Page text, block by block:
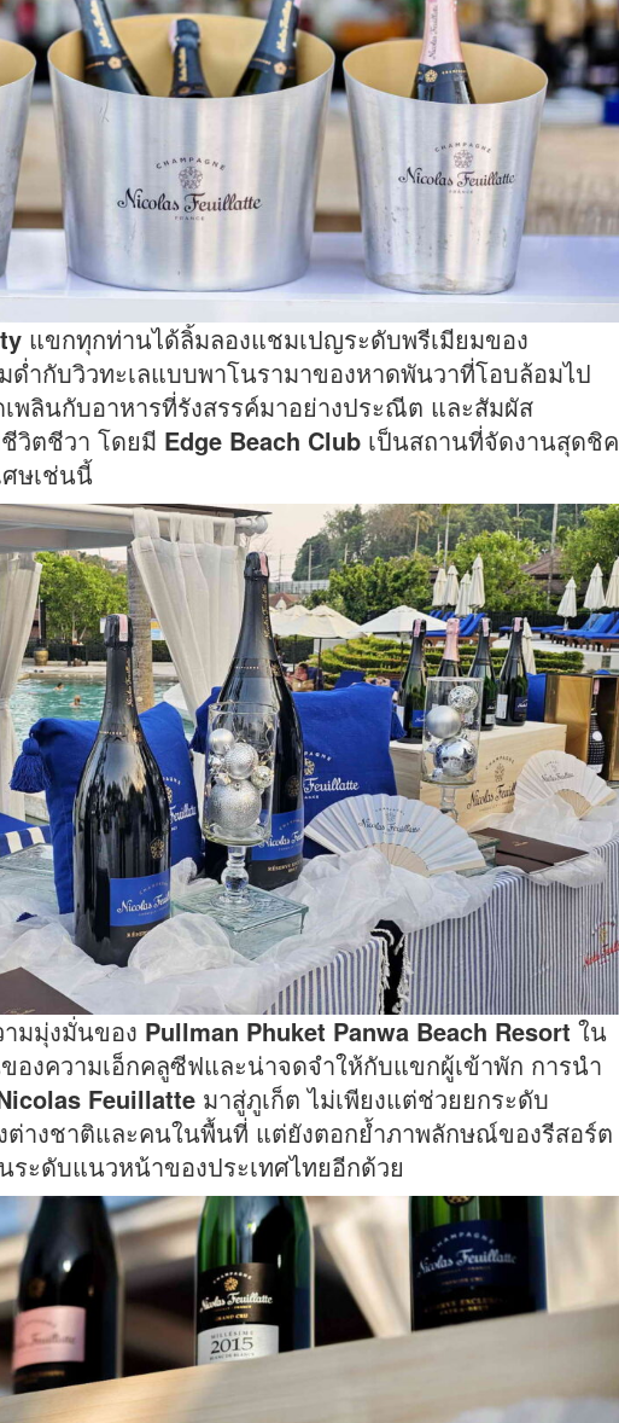
แขกทุกท่านได้ลิ้มลองแชมเปญระดับพรีเมียมของ
ด่ำกับวิวทะเลแบบพาโนรามาของหาดพันวาที่โอบล้อมไป
พลินกับอาหารที่รังสรรค์มาอย่างประณีต และสัมผัส
วิตชีวา โดยมี Edge Beach Club เป็นสถานที่จัดงานสุดชิค
ศษเช่นนี้
มมุ่งมั่นของ Pullman Phuket Panwa Beach Resort ใน
งความเอ็กคลูซีฟและน่าจดจำให้กับแขกผู้เข้าพัก การนำ
Feuillatte มาสู่ภูเก็ต ไม่เพียงแต่ช่วยยกระดับ
างชาติและคนในพื้นที่ แต่ยังตอกย้ำภาพลักษณ์ของรีสอร์ต
ระดับแนวหน้าของประเทศไทยอีกด้วย